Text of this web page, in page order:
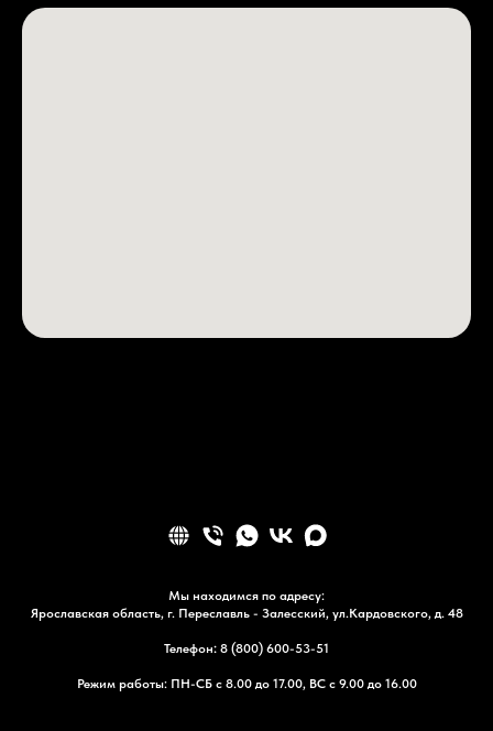
Мы находимся по адресу:
Ярославская область, г. Переславль - Залесский, ул.Кардовского, д. 48
Телефон: 8 (800) 600-53-51
Режим работы: ПН-СБ с 8.00 до 17.00, ВС с 9.00 до 16.00